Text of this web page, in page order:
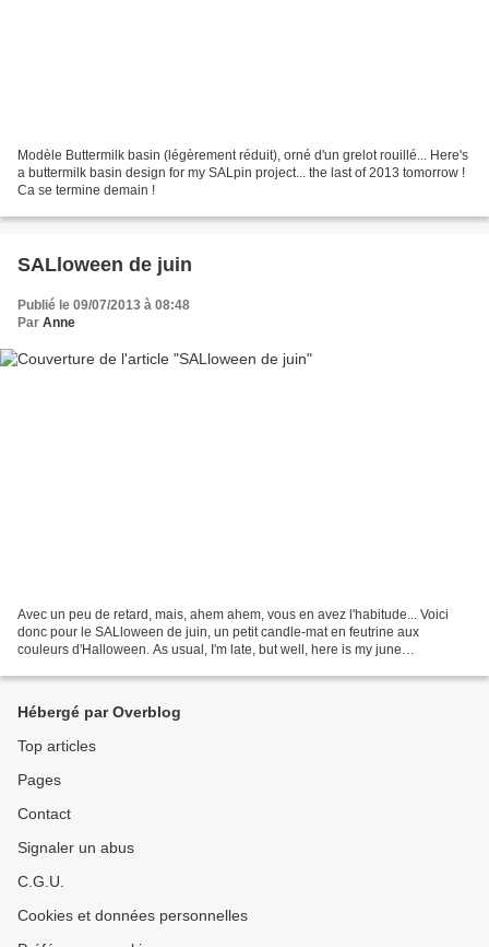
Modèle Buttermilk basin (légèrement réduit), orné d'un grelot rouillé... Here's
a buttermilk basin design for my SALpin project... the last of 2013 tomorrow !
Ca se termine demain !
SALloween de juin
Publié le 09/07/2013 à 08:48
Par Anne
Avec un peu de retard, mais, ahem ahem, vous en avez l'habitude... Voici
donc pour le SALloween de juin, un petit candle-mat en feutrine aux
couleurs d'Halloween. As usual, I'm late, but well, here is my june
Hébergé par Overblog
Top articles
Pages
Contact
Signaler un abus
C.G.U.
Cookies et données personnelles